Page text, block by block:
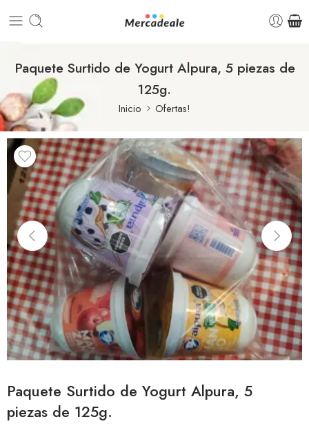
Paquete Surtido de Yogurt Alpura, 5 piezas de
125g.
Inicio Ofertas!
Paquete Surtido de Yogurt Alpura, 5
piezas de 125g.